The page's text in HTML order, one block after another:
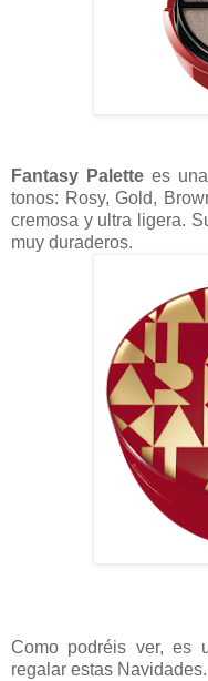
Fantasy Palette es
tonos: Rosy, Gold,
cremosa y ultra ligera.
muy duraderos.
Como podréis ver, es
regalar estas Navidades.